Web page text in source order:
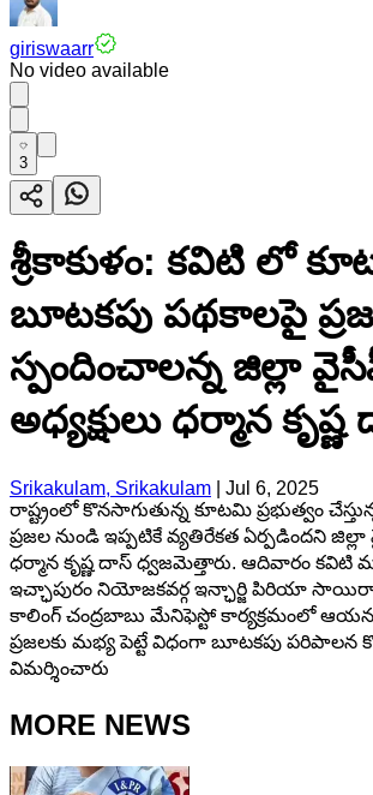
giriswaarr
No video available
3
శ్రీకాకుళం: కవిటి లో
బూటకపు పథకాలపై
స్పందించాలన్న జిల్లా
అధ్యక్షులు ధర్మాన
Srikakulam, Srikakulam
Jul 6, 2025
రాష్ట్రంలో కొనసాగుతున్న కూటమి ప్రభుత్వం
ప్రజల నుండి ఇప్పటికే వ్యతిరేకత ఏర్పడిందని జిల్లా
ధర్మాన కృష్ణ దాస్ ధ్వజమెత్తారు. ఆదివారం కవిటి
ఇచ్ఛాపురం నియోజకవర్గ ఇన్ఛార్జి పిరియా
కాలింగ్ చంద్రబాబు మేనిఫెస్టో కార్యక్రమంలో
ప్రజలకు మభ్య పెట్టే విధంగా బూటకపు పరిపాలన
విమర్శించారు
MORE NEWS